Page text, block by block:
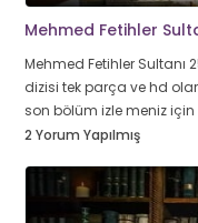
Mehmed Fetihler
Mehmed Fetihler Sultanı
dizisi tek parça ve hd
son bölüm izle meniz için
2 Yorum Yapılmış